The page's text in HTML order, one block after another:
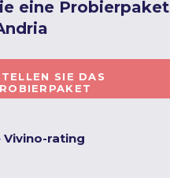
eine Probierpaket
SIE DAS
Vivino-rating